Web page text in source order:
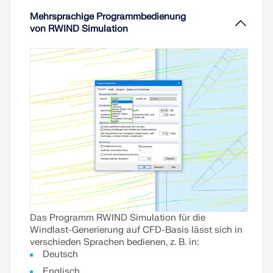
gewinnen.
vergleichen und Standards wie den Eurocode und
die ASCE 7 einzuhalten. Das Ziel besteht darin,
insbesondere für komplexe Bauwerke,
sicherzustellen, damit die Ergebnisse sicher in der
Tragwerksplanung verwendet werden können und
von den Regulierungsbehörden akzeptiert werden.
Weiterlesen
Mehrsprachige Programmbedienung
von RWIND Simulation
Das Programm RWIND Simulation für die
Windlast-Generierung auf CFD-Basis lässt sich in
verschieden Sprachen bedienen, z. B. in:
Deutsch